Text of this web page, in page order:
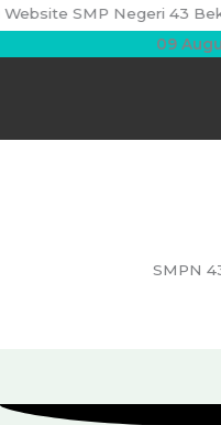
to
content
SMP Negeri 43
09
SMPN